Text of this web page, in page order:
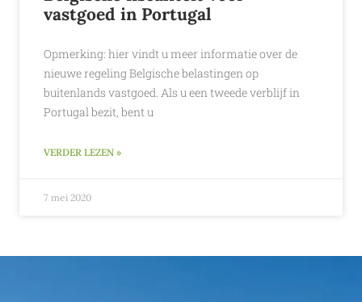
vastgoed in Portugal
Opmerking: hier vindt u meer informatie over de
nieuwe regeling Belgische belastingen op
buitenlands vastgoed. Als u een tweede verblijf in
Portugal bezit, bent u
VERDER LEZEN »
7 mei 2020